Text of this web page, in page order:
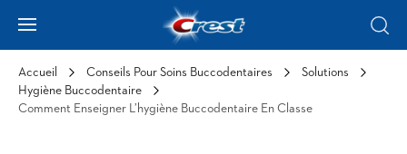
Hamburger
Accueil Conseils Pour Soins Buccodentaires
Solutions
Hygiène Buccodentaire
Comment Enseigner L’hygiène Buccodentaire En Classe